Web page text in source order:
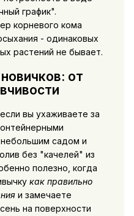
график".
корневого кома
- одинаковых
растений не бывает.
от
вы ухаживаете за
садом и
без "качелей" из
полезно, когда
как правильно
и замечаете
на поверхности